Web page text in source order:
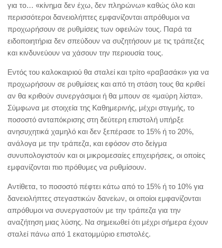
για το… «κίνημα δεν έχω, δεν πληρώνω» καθώς όλο και
περισσότεροι δανειολήπτες εμφανίζονται απρόθυμοι να
προχωρήσουν σε ρυθμίσεις των οφειλών τους. Παρά τα
ειδοποιητήρια δεν σπεύδουν να συζητήσουν με τις τράπεζες
και κινδυνεύουν να χάσουν την περιουσία τους.
Εντός του καλοκαιριού θα σταλεί και τρίτο «ραβασάκι» για να
προχωρήσουν σε ρυθμίσεις και από τη στάση τους θα κριθεί
αν θα κριθούν συνεργάσιμοι ή θα μπουν σε «μαύρη λίστα».
Σύμφωνα με στοιχεία της Καθημερινής, μέχρι στιγμής, το
ποσοστό ανταπόκρισης στη δεύτερη επιστολή υπήρξε
ανησυχητικά χαμηλό και δεν ξεπέρασε το 15% ή το 20%,
ανάλογα με την τράπεζα, και εφόσον στο δείγμα
συνυπολογιστούν και οι μικρομεσαίες επιχειρήσεις, οι οποίες
εμφανίζονται πιο πρόθυμες να ρυθμίσουν.
Αντίθετα, το ποσοστό πέφτει κάτω από το 15% ή το 10% για
δανειολήπτες στεγαστικών δανείων, οι οποίοι εμφανίζονται
απρόθυμοι να συνεργαστούν με την τράπεζα για την
αναζήτηση μιας λύσης. Να σημειωθεί ότι μέχρι σήμερα έχουν
σταλεί πάνω από 1 εκατομμύριο επιστολές.